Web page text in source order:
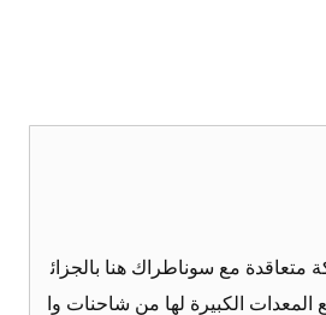
متعاقدة مع سوناطراك هنا بالجزائ
الكبيرة لها من شاحنات وا